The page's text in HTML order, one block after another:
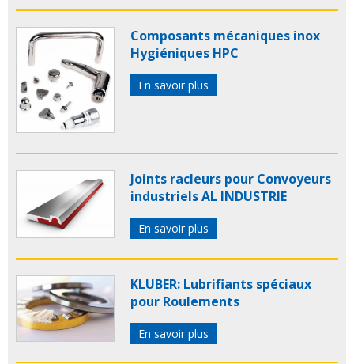
Composants mécaniques inox
Hygiéniques HPC
En savoir plus
Joints racleurs pour Convoyeurs
industriels AL INDUSTRIE
En savoir plus
KLUBER: Lubrifiants spéciaux
pour Roulements
En savoir plus